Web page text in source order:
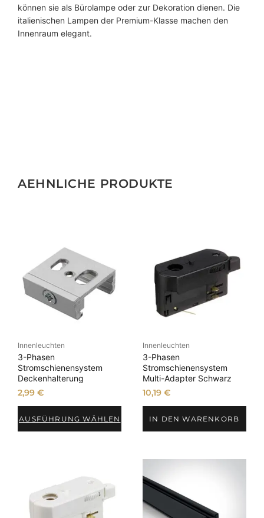
können sie als Bürolampe oder zur Dekoration dienen. Die
italienischen Lampen der Premium-Klasse machen den
Innenraum elegant.
AEHNLICHE PRODUKTE
Innenleuchten
3-Phasen
Stromschienensystem
Deckenhalterung
2,99€
AUSFÜHRUNG WÄHLEN
Innenleuchten
3-Phasen
Stromschienensystem
Multi-Adapter Schwarz
10,19 €
IN DEN WARENKORB